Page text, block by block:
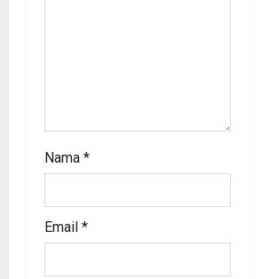
Nama *
Email *